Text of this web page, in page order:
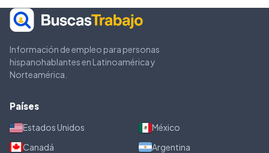
Información de empleo para personas
hispanohablantes en Latinoamérica y
Norteamérica.
Países
Estados Unidos
México
Canadá
Argentina